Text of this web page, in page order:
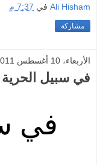
Ali Hisham في 7:37 م
مشاركة
الأربعاء، 10 أغسطس 2011
في سبيل الحرية
في